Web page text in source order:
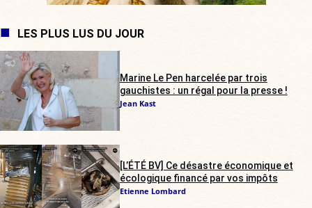
LES PLUS LUS DU JOUR
Marine Le Pen harcelée par trois
gauchistes : un régal pour la presse !
Jean Kast
[L’ÉTÉ BV] Ce désastre économique et
écologique financé par vos impôts
Etienne Lombard